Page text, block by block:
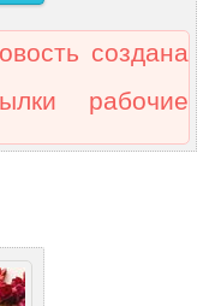
создана
рабочие